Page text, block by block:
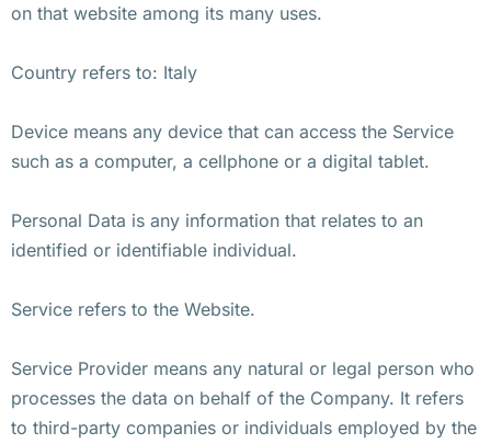
on that website among its many uses.
Country refers to: Italy
Device means any device that can access the Service
such as a computer, a cellphone or a digital tablet.
Personal Data is any information that relates to an
identified or identifiable individual.
Service refers to the Website.
Service Provider means any natural or legal person who
processes the data on behalf of the Company. It refers
to third-party companies or individuals employed by the